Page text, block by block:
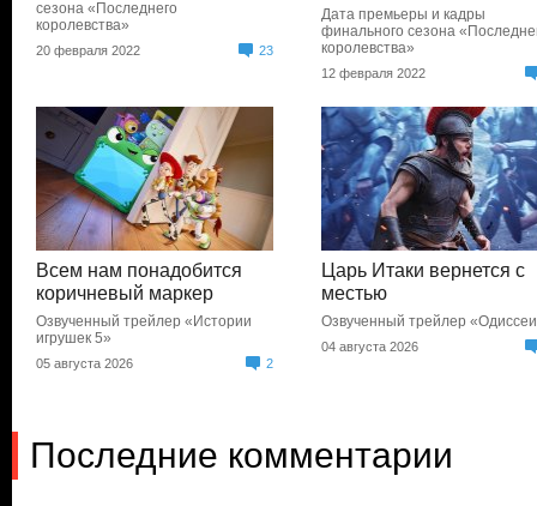
сезона «Последнего
королевства»
20 февраля 2022 23
Дата премьеры и кадры
финального сезона
королевства»
12 февраля 2022
Всем нам понадобится
коричневый маркер
Озвученный трейлер «Истории
игрушек 5»
05 августа 2026 2
Царь Итаки вернется с
местью
Озвученный трейлер
04 августа 2026
Последние комментарии